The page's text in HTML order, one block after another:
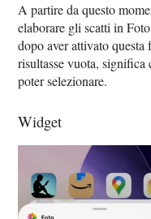
A partire da questo
elaborare gli scatti in
dopo aver attivato
risultasse vuota, significa
poter selezionare.
Widget